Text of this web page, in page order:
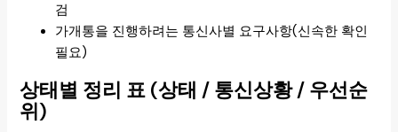
검
가개통을 진행하려는 통신사별 요구사항(신속한 확인
필요)
상태별 정리 표 (상태 / 통신상황 / 우선순
위)